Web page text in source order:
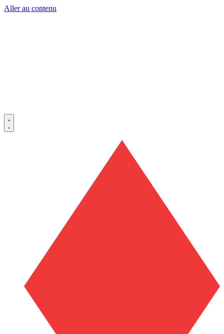
Aller au contenu